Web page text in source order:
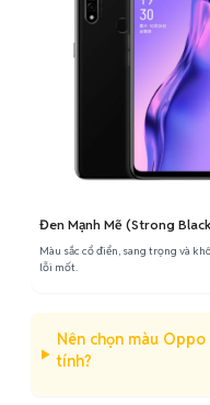
Đen Mạnh Mẽ (Strong
Màu sắc cổ điển, sang trọng và
lỗi mốt.
Nên chọn màu
tính?